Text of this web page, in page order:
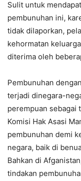
Sulit untuk
pembunuhan ini,
tidak dilaporkan,
kehormatan
diterima oleh
Pembunuhan
terjadi dinegara-
perempuan sebagai
Komisi Hak Asasi
pembunuhan demi
negara, baik di
Bahkan di
tindakan